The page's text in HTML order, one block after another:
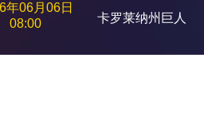
年06月06日
08:00
卡罗莱纳州巨人